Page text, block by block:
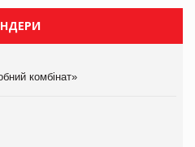
комбінат»